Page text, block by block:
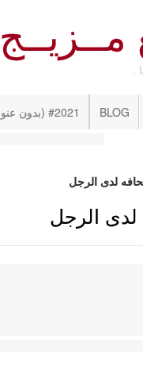
مــزيــج
.
#2021 (بدون عنوان) BLOG
لدى الرجل
لدى الرجل